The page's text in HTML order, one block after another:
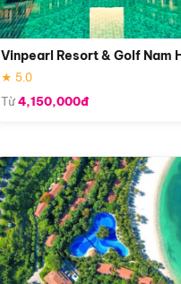
Vinpearl Resort & Golf Nam
★ 5.0
Từ4,150,000đ